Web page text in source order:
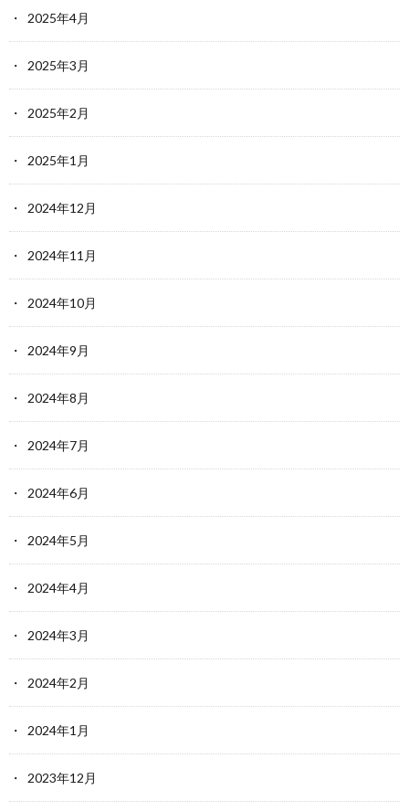
2025年4月
2025年3月
2025年2月
2025年1月
2024年12月
2024年11月
2024年10月
2024年9月
2024年8月
2024年7月
2024年6月
2024年5月
2024年4月
2024年3月
2024年2月
2024年1月
2023年12月